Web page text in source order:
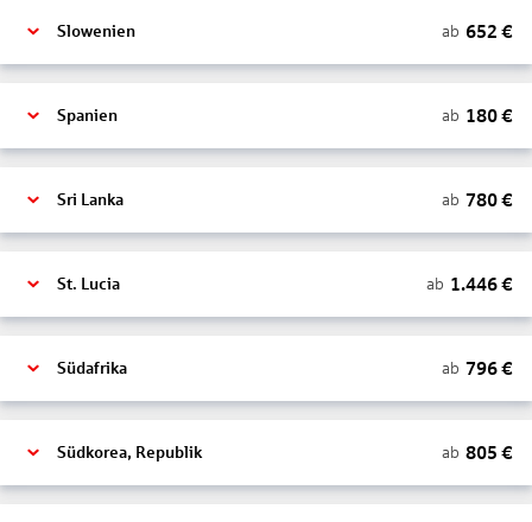
Slowenien ab 652 €
Spanien ab 180€
Sri Lanka ab 780€
St. Lucia ab 1.446€
Südafrika ab 796€
Südkorea, Republik ab 805 €